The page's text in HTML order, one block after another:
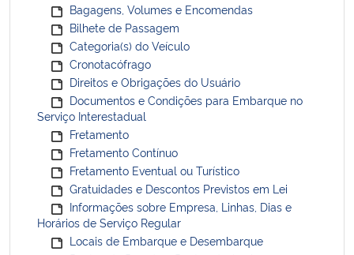
Bagagens, Volumes e Encomendas
Bilhete de Passagem
Categoria(s) do Veículo
Cronotacófrago
Direitos e Obrigações do Usuário
Documentos e Condições para Embarque no
Serviço Interestadual
Fretamento
Fretamento Contínuo
Fretamento Eventual ou Turístico
Gratuidades e Descontos Previstos em Lei
Informações sobre Empresa, Linhas, Dias e
Horários de Serviço Regular
Locais de Embarque e Desembarque